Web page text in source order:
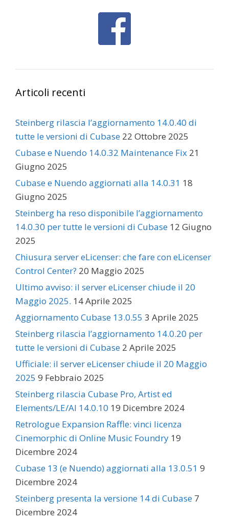
Articoli recenti
Steinberg rilascia l’aggiornamento 14.0.40 di
tutte le versioni di Cubase 22 Ottobre 2025
Cubase e Nuendo 14.0.32 Maintenance Fix 21
Giugno 2025
Cubase e Nuendo aggiornati alla 14.0.31 18
Giugno 2025
Steinberg ha reso disponibile l’aggiornamento
14.0.30 per tutte le versioni di Cubase 12 Giugno
2025
Chiusura server eLicenser: che fare con eLicenser
Control Center? 20 Maggio 2025
Ultimo avviso: il server eLicenser chiude il 20
Maggio 2025. 14 Aprile 2025
Aggiornamento Cubase 13.0.55 3 Aprile 2025
Steinberg rilascia l’aggiornamento 14.0.20 per
tutte le versioni di Cubase 2 Aprile 2025
Ufficiale: il server eLicenser chiude il 20 Maggio
2025 9 Febbraio 2025
Steinberg rilascia Cubase Pro, Artist ed
Elements/LE/AI 14.0.10 19 Dicembre 2024
Retrologue Expansion Raffle: vinci licenza
Cinemorphic di Online Music Foundry 19
Dicembre 2024
Cubase 13 (e Nuendo) aggiornati alla 13.0.51 9
Dicembre 2024
Steinberg presenta la versione 14 di Cubase 7
Dicembre 2024